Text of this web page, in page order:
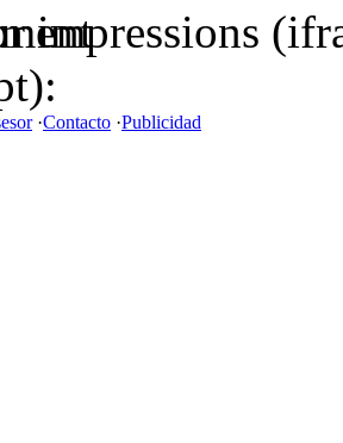
impressions
·Contacto ·Publicidad